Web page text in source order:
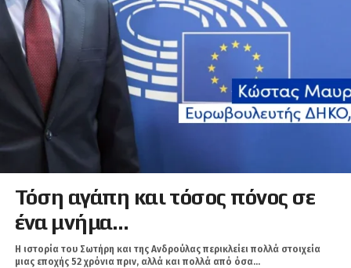
Τόση αγάπη και τόσος πόνος σε
ένα μνήμα…
Η ιστορία του Σωτήρη και της Ανδρούλας περικλείει πολλά στοιχεία
μιας εποχής 52 χρόνια πριν, αλλά και πολλά από όσα...